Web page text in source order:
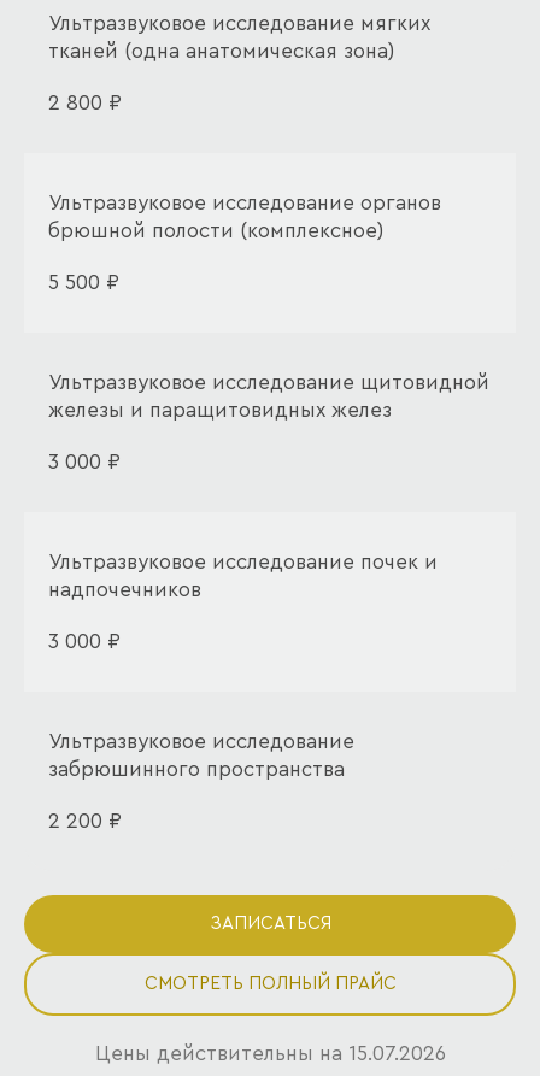
Ультразвуковое исследование мягких
тканей (одна анатомическая зона)
2 800 ₽
Ультразвуковое исследование органов
брюшной полости (комплексное)
5 500 ₽
Ультразвуковое исследование щитовидной
железы и паращитовидных желез
3 000 ₽
Ультразвуковое исследование почек и
надпочечников
3 000 ₽
Ультразвуковое исследование
забрюшинного пространства
2 200 ₽
ЗАПИСАТЬСЯ
СМОТРЕТЬ ПОЛНЫЙ ПРАЙС
Цены действительны на 15.07.2026